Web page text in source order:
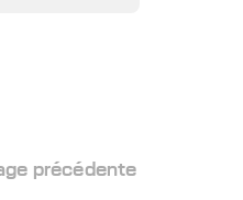
précédente